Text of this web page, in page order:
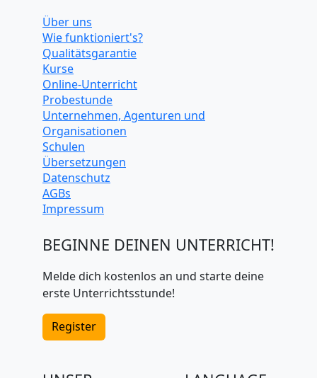
Über uns
Wie funktioniert's?
Qualitätsgarantie
Kurse
Online-Unterricht
Probestunde
Unternehmen, Agenturen und
Organisationen
Schulen
Übersetzungen
Datenschutz
AGBs
Impressum
BEGINNE DEINEN UNTERRICHT!
Melde dich kostenlos an und starte deine
erste Unterrichtsstunde!
Register